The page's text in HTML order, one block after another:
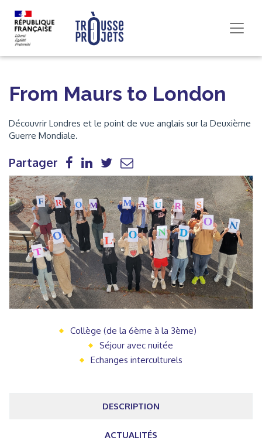
From Maurs to London
Découvrir Londres et le point de vue anglais sur la Deuxième
Guerre Mondiale.
Partager
Collège (de la 6ème à la 3ème)
Séjour avec nuitée
Echanges interculturels
DESCRIPTION
ACTUALITÉS